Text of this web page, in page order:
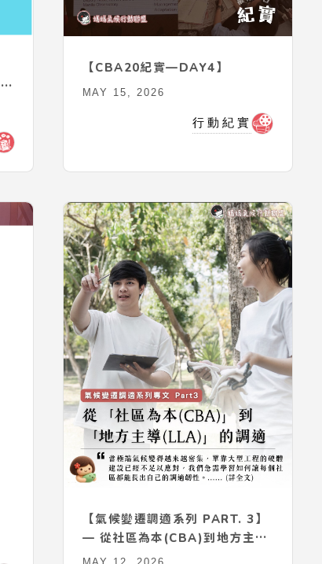
【CBA20紀實—DAY4】
MAY 15, 2026
行動紀實
【氣候變遷調適系列 PART. 3】
— 從社區為本(CBA)到地方主導
(LLA)的調適